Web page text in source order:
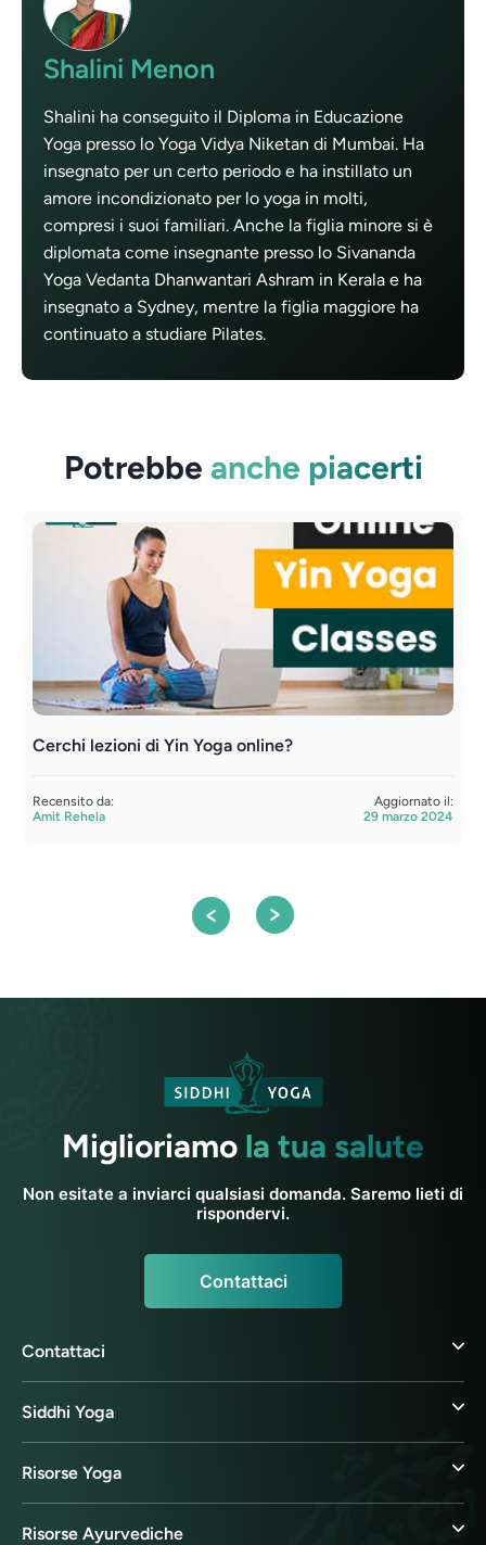
Shalini Menon
Shalini ha conseguito il Diploma in Educazione
Yoga presso lo Yoga Vidya Niketan di Mumbai. Ha
insegnato per un certo periodo e ha instillato un
amore incondizionato per lo yoga in molti,
compresi i suoi familiari. Anche la figlia minore si è
diplomata come insegnante presso lo Sivananda
Yoga Vedanta Dhanwantari Ashram in Kerala e ha
insegnato a Sydney, mentre la figlia maggiore ha
continuato a studiare Pilates.
Potrebbe anche piacerti
Cerchi lezioni di Yin Yoga online?
Recensito da:
Amit Rehela
Aggiornato il:
29 marzo 2024
Miglioriamo la tua salute
Non esitate a inviarci qualsiasi domanda. Saremo lieti di
rispondervi.
Contattaci
Contattaci
Siddhi Yoga
Risorse Yoga
Risorse Ayurvediche